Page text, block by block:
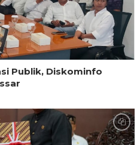
Publik, Diskominfo